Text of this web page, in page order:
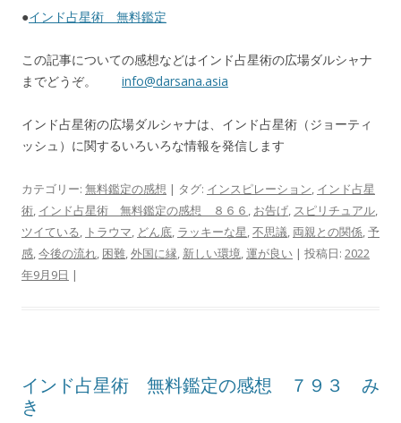
●インド占星術 無料鑑定
この記事についての感想などはインド占星術の広場ダルシャナ
までどうぞ。 info@darsana.asia
インド占星術の広場ダルシャナは、インド占星術（ジョーティ
ッシュ）に関するいろいろな情報を発信します
カテゴリー: 無料鑑定の感想 | タグ: インスピレーション, インド占星
術, インド占星術 無料鑑定の感想 ８６６ , お告げ, スピリチュアル,
ツイている, トラウマ, どん底, ラッキーな星,不思議, 両親との関係,予
感,今後の流れ, 困難,外国に縁, 新しい環境,運が良い | 投稿日: 2022
年9月9日 |
インド占星術 無料鑑定の感想 ７９３ み
き